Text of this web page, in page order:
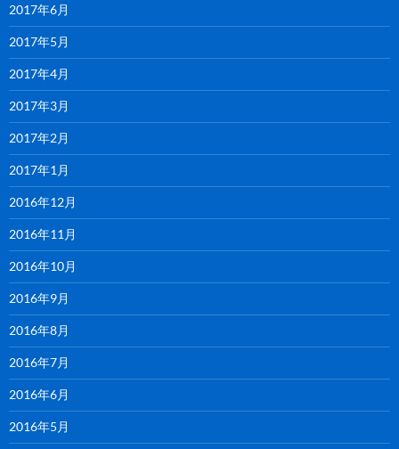
2017年6月
2017年5月
2017年4月
2017年3月
2017年2月
2017年1月
2016年12月
2016年11月
2016年10月
2016年9月
2016年8月
2016年7月
2016年6月
2016年5月